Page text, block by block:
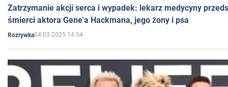
Zatrzymanie akcji serca i wypadek: lekarz medycyny
śmierci aktora Gene'a Hackmana, jego żony i psa
Rozrywka04.03.2025 14:54